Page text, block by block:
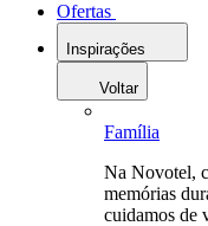
Ofertas
Inspirações
Voltar
Família
Na Novotel,
memórias
cuidamos de